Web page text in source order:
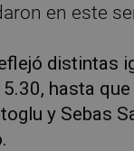
en este
distintas
hasta
y Sebas